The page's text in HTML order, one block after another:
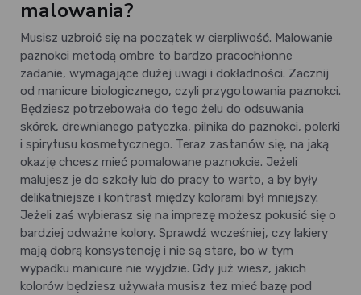
malowania?
Musisz uzbroić się na początek w cierpliwość. Malowanie
paznokci metodą ombre to bardzo pracochłonne
zadanie, wymagające dużej uwagi i dokładności. Zacznij
od manicure biologicznego, czyli przygotowania paznokci.
Będziesz potrzebowała do tego żelu do odsuwania
skórek, drewnianego patyczka, pilnika do paznokci, polerki
i spirytusu kosmetycznego. Teraz zastanów się, na jaką
okazję chcesz mieć pomalowane paznokcie. Jeżeli
malujesz je do szkoły lub do pracy to warto, a by były
delikatniejsze i kontrast między kolorami był mniejszy.
Jeżeli zaś wybierasz się na imprezę możesz pokusić się o
bardziej odważne kolory. Sprawdź wcześniej, czy lakiery
mają dobrą konsystencję i nie są stare, bo w tym
wypadku manicure nie wyjdzie. Gdy już wiesz, jakich
kolorów będziesz używała musisz tez mieć bazę pod